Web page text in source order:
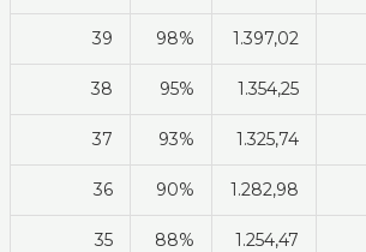
39 98% 1.397,02
38 95% 1.354,25
37 93% 1.325,74
36 90% 1.282,98
35 88% 1.254,47